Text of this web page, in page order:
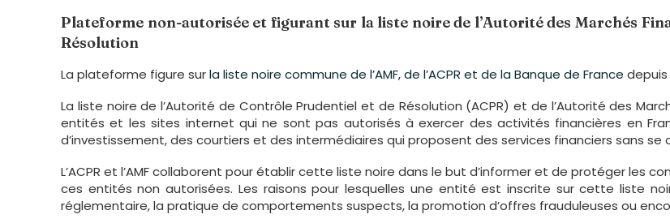
Plateforme non-autorisée et figurant sur la liste noire de l’Autorité des Marchés
Résolution
La plateforme figure surla liste noire commune de l’AMF, de l’ACPR et de la Banque de France depuis
La liste noire de l’Autorité de Contrôle Prudentiel et de Résolution (ACPR) et de l’Autorité des
entités et les sites internet qui ne sont pas autorisés à exercer des activités financières en
d’investissement, des courtiers et des intermédiaires qui proposent des services financiers sans
L’ACPR et l’AMF collaborent pour établir cette liste noire dans le but d’informer et de protéger les
ces entités non autorisées. Les raisons pour lesquelles une entité est inscrite sur cette liste
réglementaire, la pratique de comportements suspects, la promotion d’offres frauduleuses ou